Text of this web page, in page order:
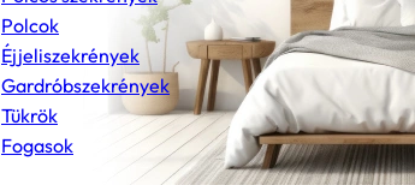
Polcok
Éjjeliszekrények
Gardróbszekrények
Tükrök
Fogasok